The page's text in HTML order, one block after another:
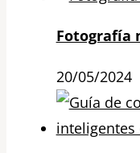
Fotografía
20/05/2024